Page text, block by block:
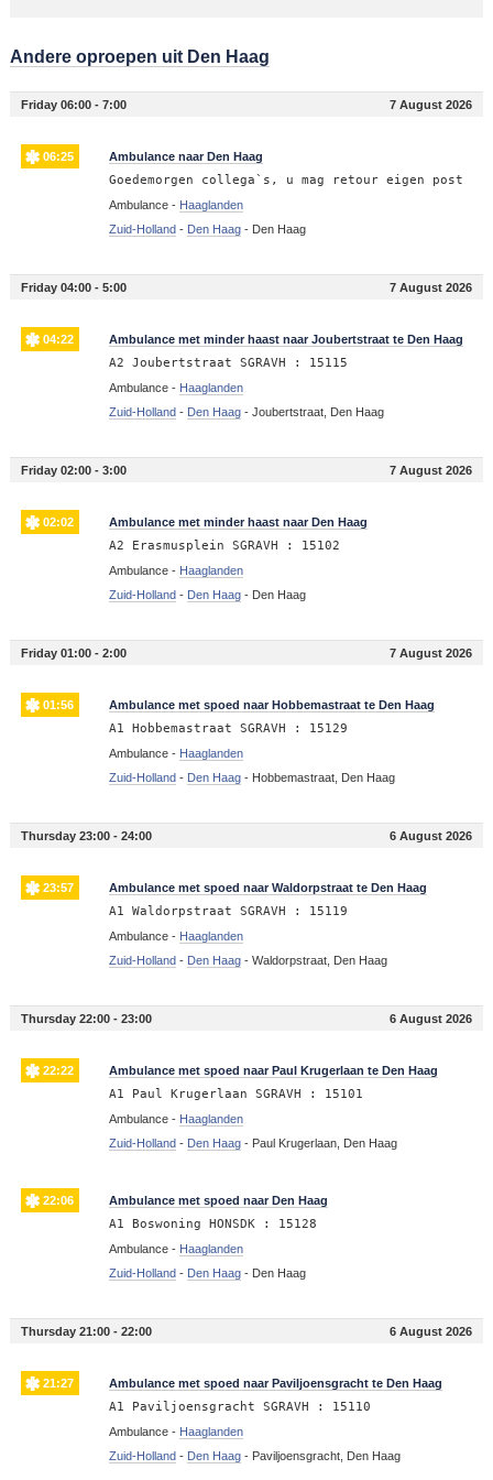
Andere oproepen uit Den Haag
Friday 06:00 - 7:00 7 August 2026
06:25 Ambulance naar Den Haag
Goedemorgen collega`s, u mag retour eigen post
Ambulance - Haaglanden
Zuid-Holland - Den Haag- Den Haag
Friday 04:00 - 5:00 7 August 2026
04:22 Ambulance met minder haast naar Joubertstraat te Den Haag
A2 Joubertstraat SGRAVH : 15115
Ambulance - Haaglanden
Zuid-Holland - Den Haag- Joubertstraat, Den Haag
Friday 02:00 - 3:00 7 August 2026
02:02 Ambulance met minder haast naar Den Haag
A2 Erasmusplein SGRAVH : 15102
Ambulance - Haaglanden
Zuid-Holland - Den Haag- Den Haag
Friday 01:00 - 2:00 7 August 2026
01:56 Ambulance met spoed naar Hobbemastraat te Den Haag
A1 Hobbemastraat SGRAVH : 15129
Ambulance - Haaglanden
Zuid-Holland - Den Haag- Hobbemastraat, Den Haag
Thursday 23:00 - 24:00 6 August 2026
23:57 Ambulance met spoed naar Waldorpstraat te Den Haag
A1 Waldorpstraat SGRAVH : 15119
Ambulance - Haaglanden
Zuid-Holland - Den Haag- Waldorpstraat, Den Haag
Thursday 22:00 - 23:00 6 August 2026
22:22 Ambulance met spoed naar Paul Krugerlaan te Den Haag
A1 Paul Krugerlaan SGRAVH : 15101
Ambulance - Haaglanden
Zuid-Holland - Den Haag- Paul Krugerlaan, Den Haag
22:06 Ambulance met spoed naar Den Haag
A1 Boswoning HONSDK : 15128
Ambulance - Haaglanden
Zuid-Holland - Den Haag- Den Haag
Thursday 21:00 - 22:00 6 August 2026
21:27 Ambulance met spoed naar Paviljoensgracht te Den Haag
A1 Paviljoensgracht SGRAVH : 15110
Ambulance - Haaglanden
Zuid-Holland - Den Haag- Paviljoensgracht, Den Haag